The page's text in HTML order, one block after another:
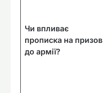
Чи впливає
прописка на призов
до армії?